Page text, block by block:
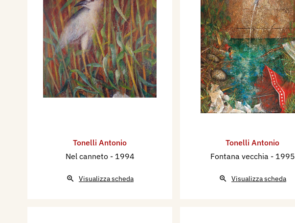
Tonelli Antonio
Nel canneto - 1994
Visualizza scheda
Tonelli Antonio
Fontana vecchia - 1995
Visualizza scheda